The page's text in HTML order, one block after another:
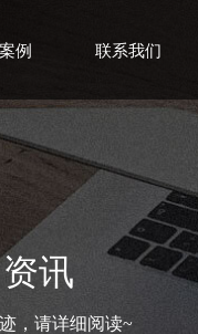
例 联系我们
资讯
，请详细阅读~